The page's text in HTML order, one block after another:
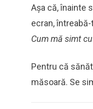
Așa că, înainte
ecran, întreabă-
Cum mă simt
Pentru că
măsoară. Se